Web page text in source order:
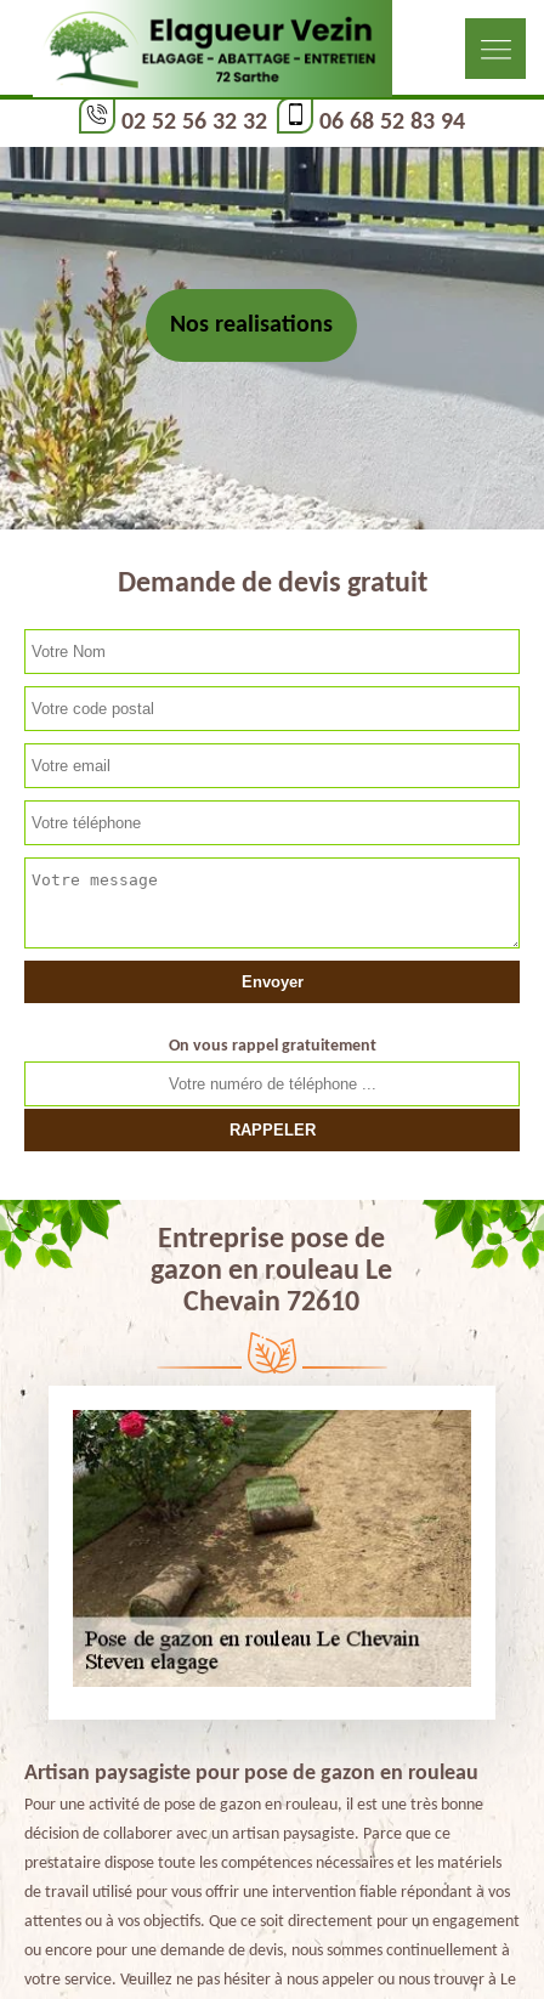
02 52 56 32 32 06 68 52 83 94
Nos realisations
Demande de devis gratuit
On vous rappel gratuitement
Entreprise pose de
gazon en rouleau Le
Chevain 72610
Artisan paysagiste pour pose de gazon en rouleau
Pour une activité de pose de gazon en rouleau, il est une très bonne
décision de collaborer avec un artisan paysagiste. Parce que ce
prestataire dispose toute les compétences nécessaires et les matériels
de travail utilisé pour vous offrir une intervention fiable répondant à vos
attentes ou à vos objectifs. Que ce soit directement pour un engagement
ou encore pour une demande de devis, nous sommes continuellement à
votre service. Veuillez ne pas hésiter à nous appeler ou nous trouver à Le